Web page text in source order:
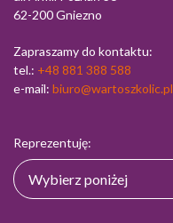
62-200 Gniezno
Zapraszamy do kontaktu:
tel.: +48 881 388 588
e-mail: biuro@wartoszkolic.pl
Reprezentuję: